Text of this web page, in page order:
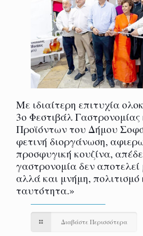
Με ιδιαίτερη επιτυχία
3ο Φεστιβάλ
Προϊόντων του Δήμου
φετινή διοργάνωση,
προσφυγική κουζίνα,
γαστρονομία δεν
αλλά και μνήμη, πολιτισμό
ταυτότητα.»
Διαβάστε Περισσότερα